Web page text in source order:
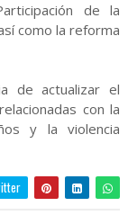
de la
como la reforma
de actualizar el
con la
y la violencia